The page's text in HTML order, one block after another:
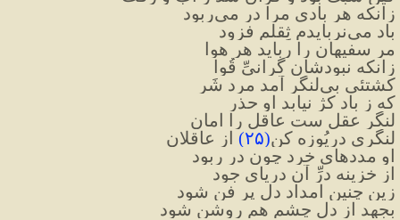
زانکه هر بادی مرا در می‌ربود
باد می‌نربایدم ثِقلم فزود
مر سفیهان را رباید هر هوا
زانکه نبودشان گرانیِّ قُوا
کشتئی بی‌لنگر آمد مرد شَر
که ز باد کژ نیابد او حذر
لنگر عقل ست عاقل را امان
لنگری دریُوزه کن(۲۵) از عاقلان
او مددهای خرد چون در ربود
از خزینه درِّ آن دریای جود
زین چنین امداد دل پر فن شود
بجهد از دل چشم هم روشن شود